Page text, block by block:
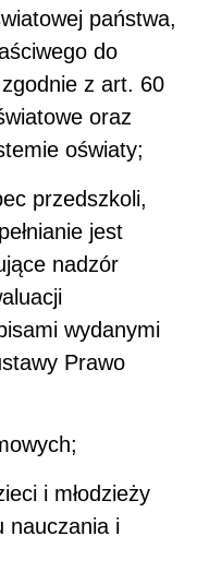
państwa,
do
z art. 60
oraz
oświaty;
przedszkoli,
jest
nadzór
wydanymi
Prawo
i młodzieży
nauczania i